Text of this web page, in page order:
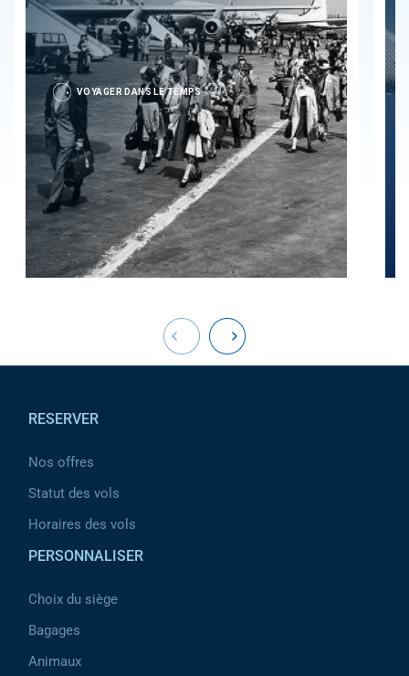
VOYAGER DANS LE TEMPS
RESERVER
Nos offres
Statut des vols
Horaires des vols
PERSONNALISER
Choix du siège
Bagages
Animaux